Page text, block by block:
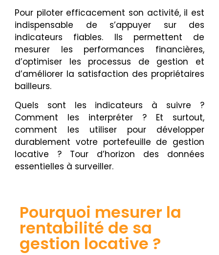
Pour piloter efficacement son activité, il est
indispensable de s’appuyer sur des
indicateurs fiables. Ils permettent de
mesurer les performances financières,
d’optimiser les processus de gestion et
d’améliorer la satisfaction des propriétaires
bailleurs.
Quels sont les indicateurs à suivre ?
Comment les interpréter ? Et surtout,
comment les utiliser pour développer
durablement votre portefeuille de gestion
locative ? Tour d’horizon des données
essentielles à surveiller.
Pourquoi mesurer la
rentabilité de sa
gestion locative ?